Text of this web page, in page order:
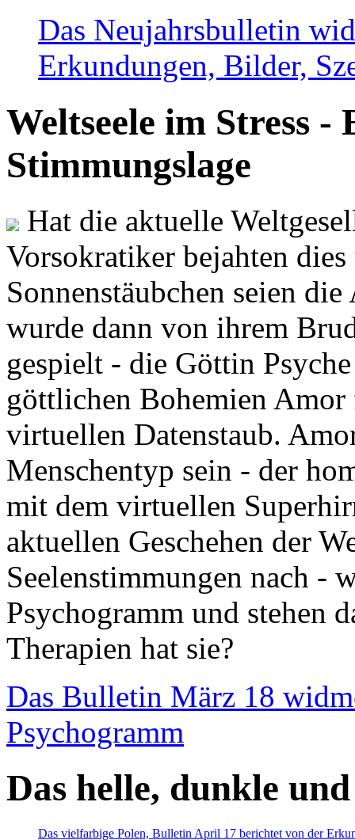
Das Neujahrsbulletin
Erkundungen, Bilder,
Weltseele im Stress -
Stimmungslage
Hat die aktuelle
Vorsokratiker bejahten
Sonnenstäubchen seien
wurde dann von ihrem
gespielt - die Göttin
göttlichen Bohemien
virtuellen Datenstaub.
Menschentyp sein - der
mit dem virtuellen
aktuellen Geschehen der
Seelenstimmungen nach -
Psychogramm und stehen
Therapien hat sie?
Das Bulletin März 18
Psychogramm
Das helle, dunkle
Das vielfarbige Polen, Bulletin April 17 berichtet von der